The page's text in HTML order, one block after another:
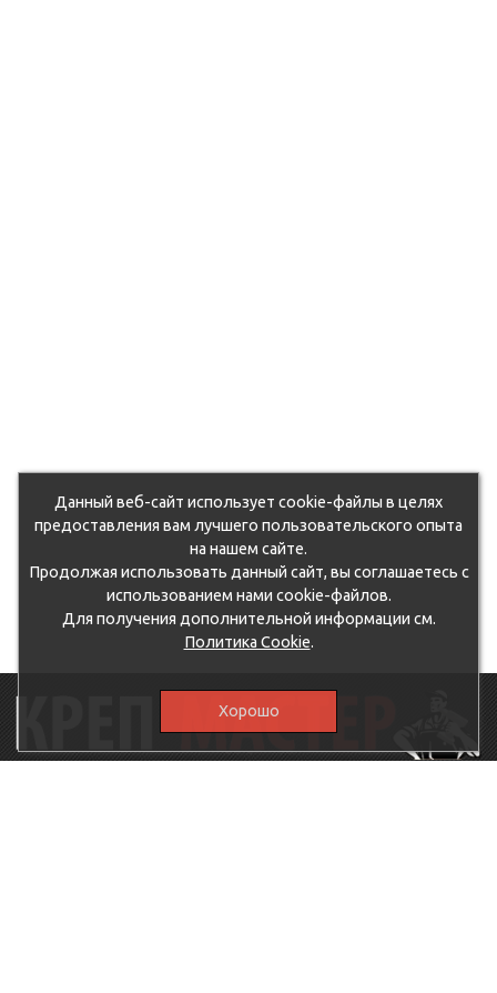
Данный веб-сайт использует cookie-файлы в целях
предоставления вам лучшего пользовательского опыта
на нашем сайте.
Продолжая использовать данный сайт, вы соглашаетесь с
использованием нами cookie-файлов.
Для получения дополнительной информации см.
Политика Cookie.
Хорошо